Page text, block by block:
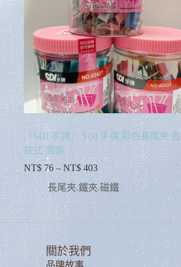
『SDI 手牌』 SDI 手牌 彩色長尾夾 各
款式 筒裝
NT$ 76 – NT$ 403
長尾夾.鐵夾.磁鐵
關於我們